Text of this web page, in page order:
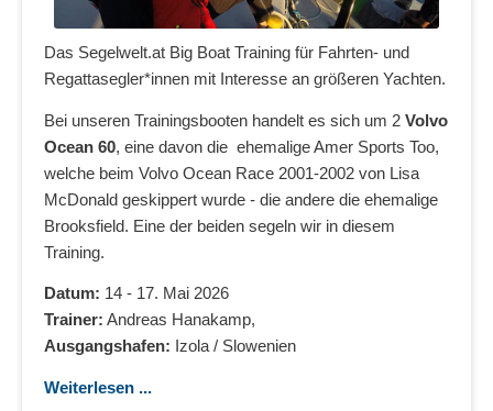
Das Segelwelt.at Big Boat Training für Fahrten- und
Regattasegler*innen mit Interesse an größeren Yachten.
Bei unseren Trainingsbooten handelt es sich um 2 Volvo
Ocean 60, eine davon die ehemalige Amer Sports Too,
welche beim Volvo Ocean Race 2001-2002 von Lisa
McDonald geskippert wurde - die andere die ehemalige
Brooksfield. Eine der beiden segeln wir in diesem
Training.
Datum: 14 - 17. Mai 2026
Trainer: Andreas Hanakamp,
Ausgangshafen: Izola / Slowenien
Weiterlesen ...